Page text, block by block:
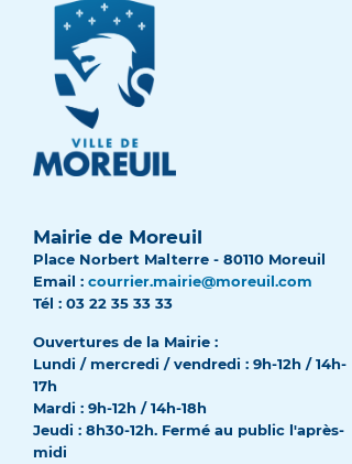
Mairie de Moreuil
Place Norbert Malterre - 80110 Moreuil
Email : courrier.mairie@moreuil.com
Tél : 03 22 35 33 33
Ouvertures de la Mairie :
Lundi / mercredi / vendredi : 9h-12h / 14h-
17h
Mardi : 9h-12h / 14h-18h
Jeudi : 8h30-12h. Fermé au public l'après-
midi